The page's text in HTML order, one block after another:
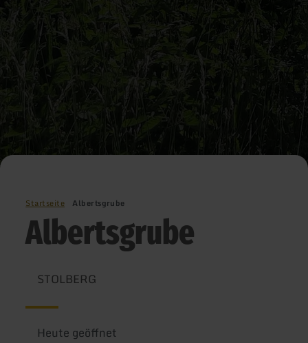
Startseite Albertsgrube
Albertsgrube
STOLBERG
Heute geöffnet